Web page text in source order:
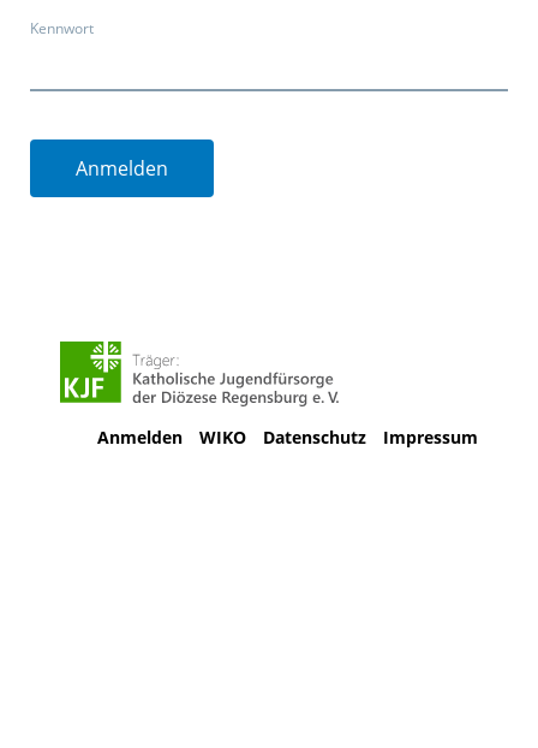
Kennwort
Anmelden
Impressum
Datenschutz
WIKO
Anmelden